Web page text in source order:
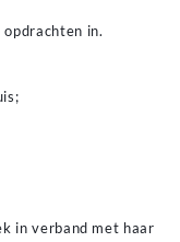
opdrachten in.
in verband met haar